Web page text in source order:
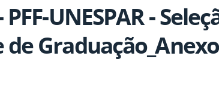
UNESPAR -